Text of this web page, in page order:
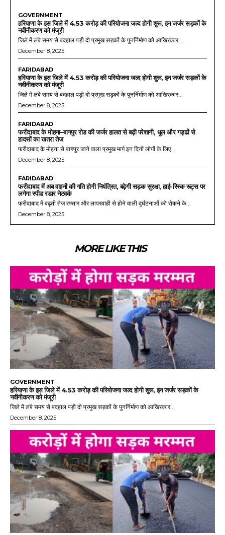
GOVERNMENT
हरियाणा के इस जिले में 4.53 करोड़ की परियोजना जल्द होगी शुरू, इन जर्जर सड़कों के
नवीनीकरण को मंजूरी
जिले में लंबे समय से बदहाल पड़ी दो प्रमुख सड़कों के पुनर्निर्माण को आखिरकार...
December 8, 2025
FARIDABAD
हरियाणा के इस जिले में 4.53 करोड़ की परियोजना जल्द होगी शुरू, इन जर्जर सड़कों के
नवीनीकरण को मंजूरी
जिले में लंबे समय से बदहाल पड़ी दो प्रमुख सड़कों के पुनर्निर्माण को आखिरकार...
December 8, 2025
FARIDABAD
फरीदाबाद के मोहना–बागपुर रोड की जर्जर हालत से बढ़ी परेशानी, धूल और गड्ढों से
हादसों का खतरा तेज
फरीदाबाद के मोहना से बागपुर जाने वाला प्रमुख मार्ग इन दिनों लोगों के लिए...
December 8, 2025
FARIDABAD
फरीदाबाद में अब वाहनों की गति होगी नियंत्रित, बढ़ेगी सड़क सुरक्षा, हाई-रिस्क रूट्स पर
लगेगा स्पीड रडार नेटवर्क
फरीदाबाद में बढ़ती तेज रफ्तार और लापरवाही से होने वाली दुर्घटनाओं को रोकने के...
December 8, 2025
MORE LIKE THIS
GOVERNMENT
हरियाणा के इस जिले में 4.53 करोड़ की परियोजना जल्द होगी शुरू, इन जर्जर सड़कों के
नवीनीकरण को मंजूरी
जिले में लंबे समय से बदहाल पड़ी दो प्रमुख सड़कों के पुनर्निर्माण को आखिरकार...
December 8, 2025